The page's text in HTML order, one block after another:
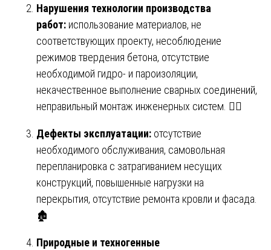
Нарушения технологии производства
работ: использование материалов, не
соответствующих проекту, несоблюдение
режимов твердения бетона, отсутствие
необходимой гидро- и пароизоляции,
некачественное выполнение сварных соединений,
неправильный монтаж инженерных систем. 👷‍♂️
Дефекты эксплуатации: отсутствие
необходимого обслуживания, самовольная
перепланировка с затрагиванием несущих
конструкций, повышенные нагрузки на
перекрытия, отсутствие ремонта кровли и фасада.
🏚️
Природные и техногенные